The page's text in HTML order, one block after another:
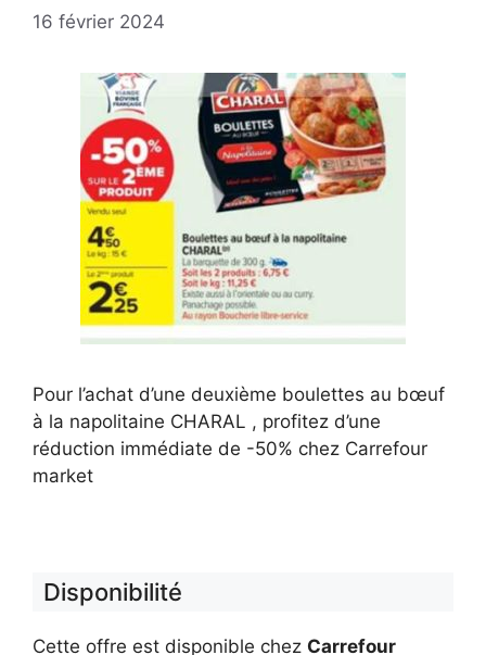
16 février 2024
Pour l’achat d’une deuxième boulettes au bœuf
à la napolitaine CHARAL , profitez d’une
réduction immédiate de -50% chez Carrefour
market
Disponibilité
Cette offre est disponible chez Carrefour